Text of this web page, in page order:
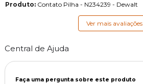
Produto:Contato Pilha - N234239 - Dewalt
Ver mais avaliações
Central de Ajuda
Faça uma pergunta sobre este produto